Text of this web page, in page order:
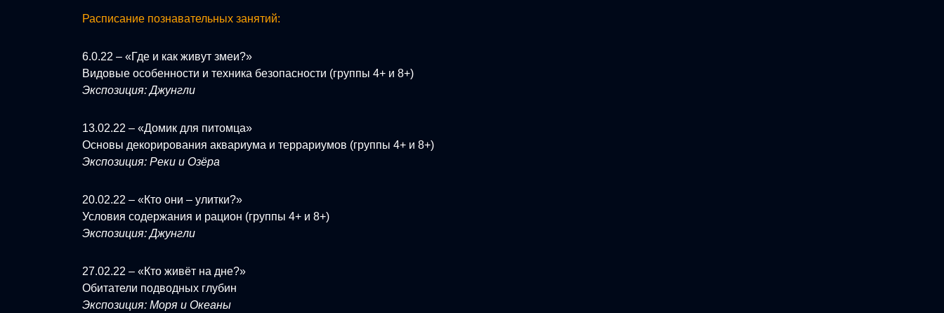
Расписание познавательных занятий:
6.0.22 – «Где и как живут змеи?»
Видовые особенности и техника безопасности (группы 4+ и 8+)
Экспозиция: Джунгли
13.02.22 – «Домик для питомца»
Основы декорирования аквариума и террариумов (группы 4+ и 8+)
Экспозиция: Реки и Озёра
20.02.22 – «Кто они – улитки?»
Условия содержания и рацион (группы 4+ и 8+)
Экспозиция: Джунгли
27.02.22 – «Кто живёт на дне?»
Обитатели подводных глубин
Экспозиция: Моря и Океаны